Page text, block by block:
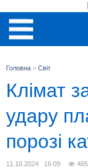
Головна > Світ
Клімат
удару
порозі
11.10.2024 16:09 465